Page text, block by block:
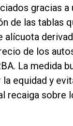
gracias a
de las tablas
alícuota
de los
La medida
equidad y
recaiga sobre